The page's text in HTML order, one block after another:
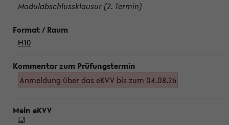
Modulabschlussklausur (2. Termin)
H10
Anmeldung über das eKVV bis zum 04.08.26